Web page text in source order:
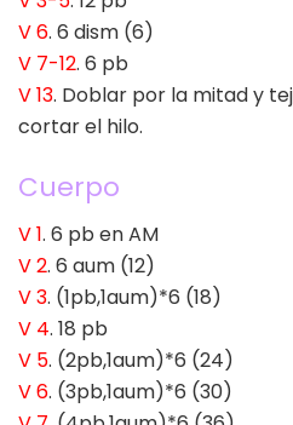
V 6. 6 dism (6)
V 7-12. 6 pb
V 13. Doblar por la mitad y
cortar el hilo.
Cuerpo
V 1. 6 pb en AM
V 2. 6 aum (12)
V 3. (1pb,1aum)*6 (18)
V 4. 18 pb
V 5. (2pb,1aum)*6 (24)
V 6. (3pb,1aum)*6 (30)